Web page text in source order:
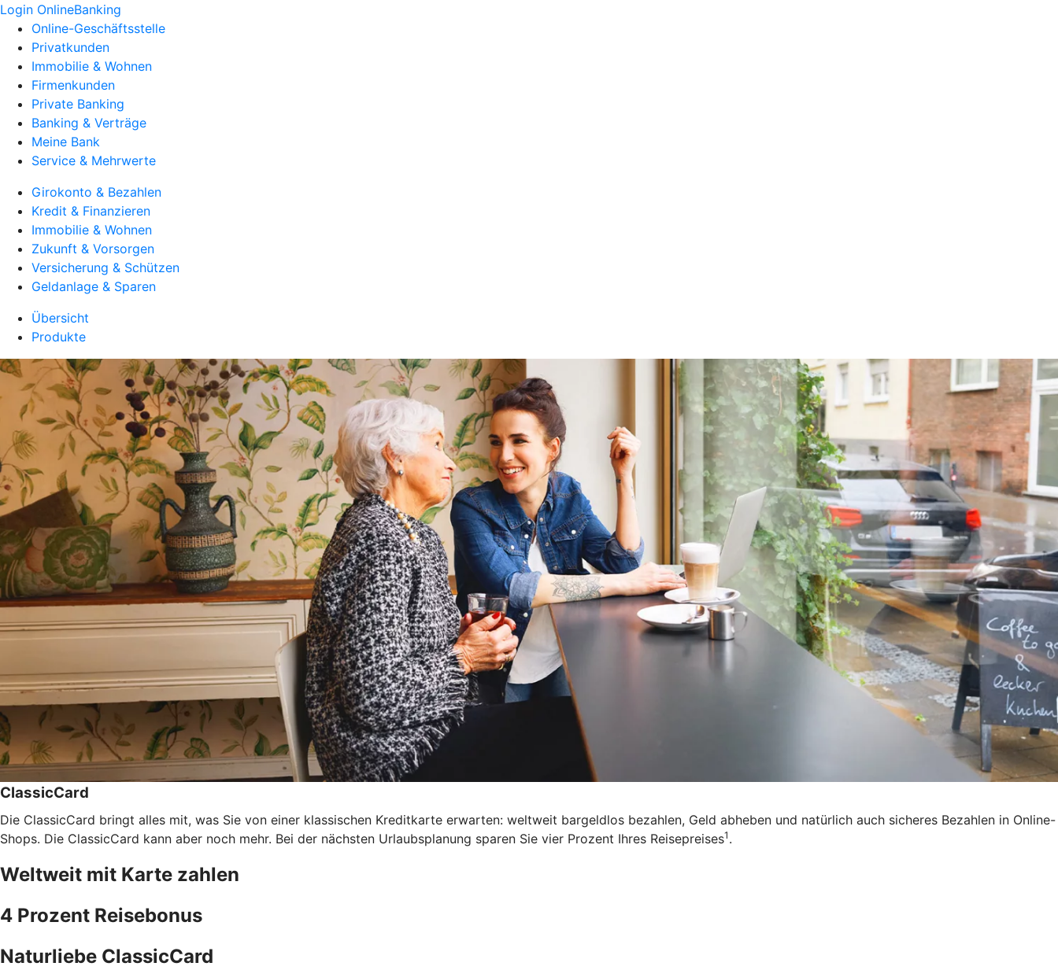
Login OnlineBanking
Online-Geschäftsstelle
Privatkunden
Immobilie & Wohnen
Firmenkunden
Private Banking
Banking & Verträge
Meine Bank
Service & Mehrwerte
Girokonto & Bezahlen
Kredit & Finanzieren
Immobilie & Wohnen
Zukunft & Vorsorgen
Versicherung & Schützen
Geldanlage & Sparen
Übersicht
Produkte
ClassicCard
Die ClassicCard bringt alles mit, was Sie von einer klassischen Kreditkarte erwarten: weltweit bargeldlos bezahlen, Geld abheben und natürlich auch sicheres Bezahlen in Online-
Shops. Die ClassicCard kann aber noch mehr. Bei der nächsten Urlaubsplanung sparen Sie vier Prozent Ihres Reisepreises1 .
Weltweit mit Karte zahlen
4 Prozent Reisebonus
Naturliebe ClassicCard